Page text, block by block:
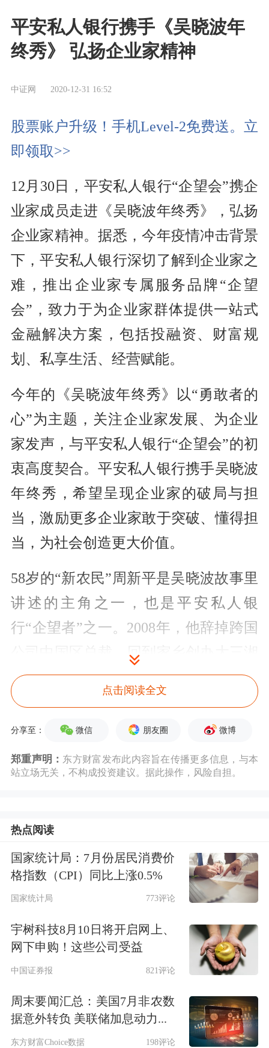
平安私人银行携手《吴晓波年
终秀》 弘扬企业家精神
中证网 2020-12-31 16:52
股票账户升级！手机Level-2免费送。立
即领取>>
12月30日，平安私人银行“企望会”携企
业家成员走进《吴晓波年终秀》，弘扬
企业家精神。据悉，今年疫情冲击背景
下，平安私人银行深切了解到企业家之
难，推出企业家专属服务品牌“企望
会”，致力于为企业家群体提供一站式
金融解决方案，包括投融资、财富规
划、私享生活、经营赋能。
今年的《吴晓波年终秀》以“勇敢者的
心”为主题，关注企业家发展、为企业
家发声，与平安私人银行“企望会”的初
衷高度契合。平安私人银行携手吴晓波
年终秀，希望呈现企业家的破局与担
当，激励更多企业家敢于突破、懂得担
当，为社会创造更大价值。
58岁的“新农民”周新平是吴晓波故事里
讲述的主角之一，也是平安私人银
行“企望者”之一。2008年，他辞掉跨国
公司中国区总裁，回到家乡创办大三湘
茶油。他以科技改变茶油行业，首创
的“冷榨冷提”工艺荣获“国家科学技术
进步奖”。12年间，周新平夫妇让油茶
花开至漫山遍野，40万亩油茶基地，
4.8万户农户脱贫致富，实实在在地用
平安私人银行介绍，该行依托平安集团
综合金融优势和平安银行平台，具备超
高净值客户得天独厚的经营优势，能够
助力企业家实现转型升级，助推我国经
济的动能转换，也能够帮助企业家实现
平安私人银行不仅助其解决资金问题，
还在企业经营转型、家业长青等方面提
点击阅读全文
分享至： 微信 朋友圈 微博
郑重声明： 东方财富发布此内容旨在传播更多信息，与本
站立场无关，不构成投资建议。据此操作，风险自担。
热点阅读
国家统计局：7月份居民消费价
格指数（CPI）同比上涨0.5%
国家统计局 773评论
宇树科技8月10日将开启网上、
网下申购！这些公司受益
中国证券报 821评论
周末要闻汇总：美国7月非农数
据意外转负 美联储加息动力...
东方财富Choice数据 198评论